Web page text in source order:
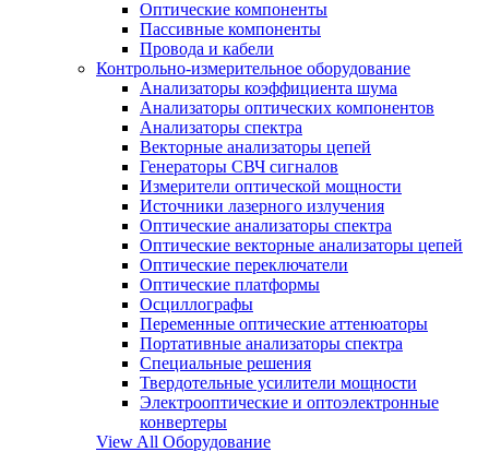
Оптические компоненты
Пассивные компоненты
Провода и кабели
Контрольно-измерительное оборудование
Анализаторы коэффициента шума
Анализаторы оптических компонентов
Анализаторы спектра
Векторные анализаторы цепей
Генераторы СВЧ сигналов
Измерители оптической мощности
Источники лазерного излучения
Оптические анализаторы спектра
Оптические векторные анализаторы цепей
Оптические переключатели
Оптические платформы
Осциллографы
Переменные оптические аттенюаторы
Портативные анализаторы спектра
Специальные решения
Твердотельные усилители мощности
Электрооптические и оптоэлектронные
конвертеры
View All Оборудование